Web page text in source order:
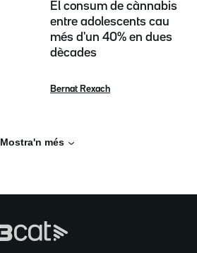
El consum de cànnabis
entre adolescents cau
més d'un 40% en dues
dècades
Bernat Rexach
Mostra'n més